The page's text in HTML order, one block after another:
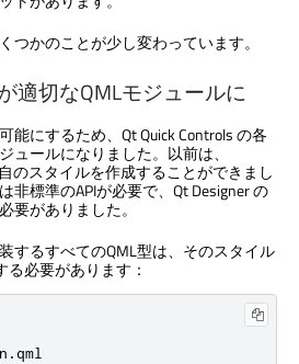
つかのことが少し変わっています。
適切なQMLモジュールに
能にするため、 Qt Quick Controlsの各
ュールになりました。以前は、
のスタイルを作成することができまし
標準のAPIが必要で、 Qt Designerの
要がありました。
するすべてのQML型は、そのスタイル
必要があります：
. qml